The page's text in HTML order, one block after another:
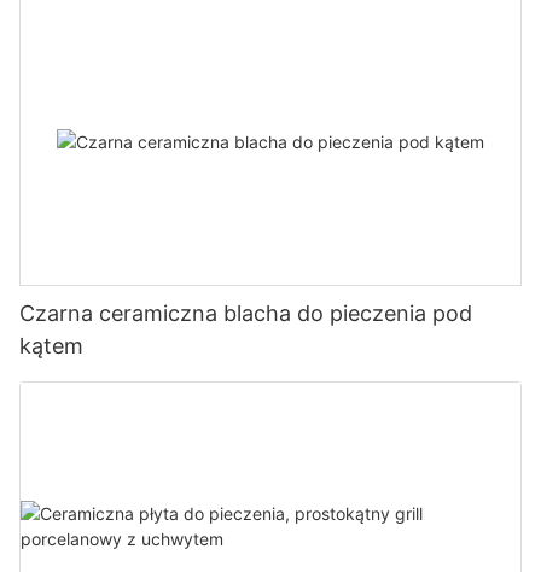
Czarna ceramiczna blacha do pieczenia pod
kątem